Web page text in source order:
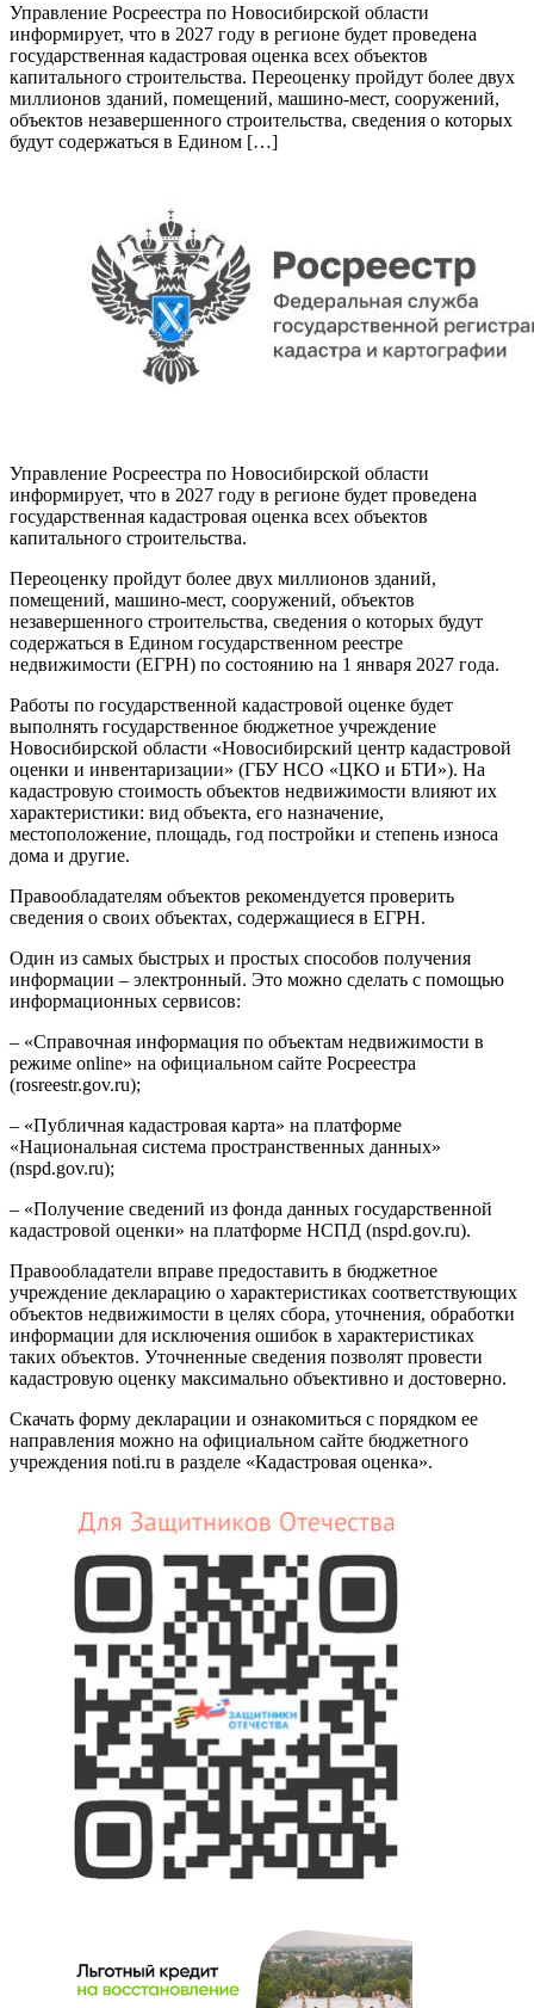
Управление Росреестра по Новосибирской области
информирует, что в 2027 году в регионе будет проведена
государственная кадастровая оценка всех объектов
капитального строительства. Переоценку пройдут более двух
миллионов зданий, помещений, машино-мест, сооружений,
объектов незавершенного строительства, сведения о которых
будут содержаться в Едином […]
Управление Росреестра по Новосибирской области
информирует, что в 2027 году в регионе будет проведена
государственная кадастровая оценка всех объектов
капитального строительства.
Переоценку пройдут более двух миллионов зданий,
помещений, машино-мест, сооружений, объектов
незавершенного строительства, сведения о которых будут
содержаться в Едином государственном реестре
недвижимости (ЕГРН) по состоянию на 1 января 2027 года.
Работы по государственной кадастровой оценке будет
выполнять государственное бюджетное учреждение
Новосибирской области «Новосибирский центр кадастровой
оценки и инвентаризации» (ГБУ НСО «ЦКО и БТИ»). На
кадастровую стоимость объектов недвижимости влияют их
характеристики: вид объекта, его назначение,
местоположение, площадь, год постройки и степень износа
дома и другие.
Правообладателям объектов рекомендуется проверить
сведения о своих объектах, содержащиеся в ЕГРН.
Один из самых быстрых и простых способов получения
информации – электронный. Это можно сделать с помощью
информационных сервисов:
– «Справочная информация по объектам недвижимости в
режиме online» на официальном сайте Росреестра
(rosreestr.gov.ru);
– «Публичная кадастровая карта» на платформе
«Национальная система пространственных данных»
(nspd.gov.ru);
– «Получение сведений из фонда данных государственной
кадастровой оценки» на платформе НСПД (nspd.gov.ru).
Правообладатели вправе предоставить в бюджетное
учреждение декларацию о характеристиках соответствующих
объектов недвижимости в целях сбора, уточнения, обработки
информации для исключения ошибок в характеристиках
таких объектов. Уточненные сведения позволят провести
кадастровую оценку максимально объективно и достоверно.
Скачать форму декларации и ознакомиться с порядком ее
направления можно на официальном сайте бюджетного
учреждения noti.ru в разделе «Кадастровая оценка».